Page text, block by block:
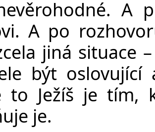
A
A po
jiná situace
být
to Ježíš je
je.